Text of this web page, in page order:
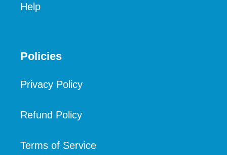
Help
Policies
Privacy Policy
Refund Policy
Terms of Service